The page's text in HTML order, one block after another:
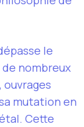
le
nombreux
mutation en
Cette